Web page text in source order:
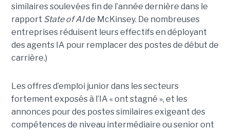
similaires soulevées fin de l’année dernière dans le
rapport State of AIde McKinsey. De nombreuses
entreprises réduisent leurs effectifs en déployant
des agents IA pour remplacer des postes de début de
carrière.)
Les offres d’emploi junior dans les secteurs
fortement exposés à l’IA « ont stagné », et les
annonces pour des postes similaires exigeant des
compétences de niveau intermédiaire ou senior ont